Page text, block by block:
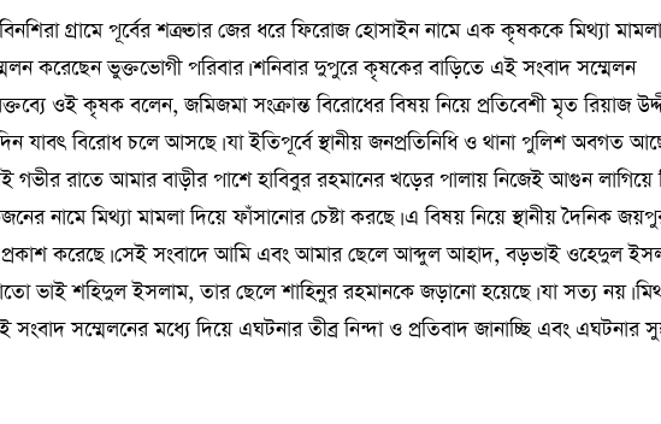
গ্রামে পূর্বের শত্রুতার জের ধরে ফিরোজ হোসাইন নামে এক কৃষককে মিথ্যা
করেছেন ভুক্তভোগী পরিবার। শনিবার দুপুরে কৃষকের বাড়িতে এই সংবাদ সম্মেলন
ওই কৃষক বলেন, জমিজমা সংক্রান্ত বিরোধের বিষয় নিয়ে প্রতিবেশী মৃত রিয়াজ
যাবৎ বিরোধ চলে আসছে। যা ইতিপূর্বে স্থানীয় জনপ্রতিনিধি ও থানা পুলিশ অবগত
রাতে আমার বাড়ীর পাশে হাবিবুর রহমানের খড়ের পালায় নিজেই আগুন লাগিয়ে
নামে মিথ্যা মামলা দিয়ে ফাঁসানোর চেষ্টা করছে। এ বিষয় নিয়ে স্থানীয় দৈনিক
প্রকাশ করেছে। সেই সংবাদে আমি এবং আমার ছেলে আব্দুল আহাদ, বড়ভাই ওহেদুল
ভাই শহিদুল ইসলাম, তার ছেলে শাহিনুর রহমানকে জড়ানো হয়েছে। যা সত্য নয়।
সম্মেলনের মধ্যে দিয়ে এঘটনার তীব্র নিন্দা ও প্রতিবাদ জানাচ্ছি এবং এঘটনার